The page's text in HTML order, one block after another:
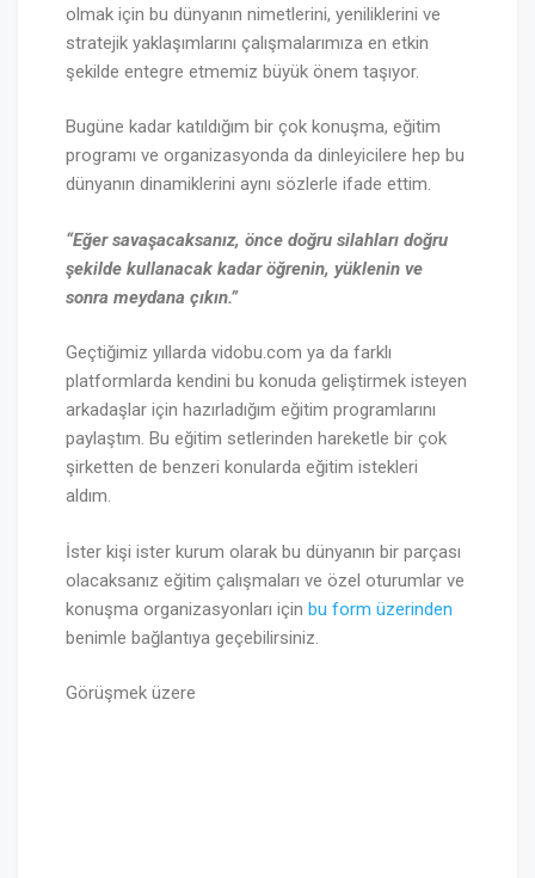
olmak için bu dünyanın nimetlerini, yeniliklerini ve
stratejik yaklaşımlarını çalışmalarımıza en etkin
şekilde entegre etmemiz büyük önem taşıyor.
Bugüne kadar katıldığım bir çok konuşma, eğitim
programı ve organizasyonda da dinleyicilere hep bu
dünyanın dinamiklerini aynı sözlerle ifade ettim.
“Eğer savaşacaksanız, önce doğru silahları doğru
şekilde kullanacak kadar öğrenin, yüklenin ve
sonra meydana çıkın.”
Geçtiğimiz yıllarda vidobu.com ya da farklı
platformlarda kendini bu konuda geliştirmek isteyen
arkadaşlar için hazırladığım eğitim programlarını
paylaştım. Bu eğitim setlerinden hareketle bir çok
şirketten de benzeri konularda eğitim istekleri
aldım.
İster kişi ister kurum olarak bu dünyanın bir parçası
olacaksanız eğitim çalışmaları ve özel oturumlar ve
konuşma organizasyonları için bu form üzerinden
benimle bağlantıya geçebilirsiniz.
Görüşmek üzere